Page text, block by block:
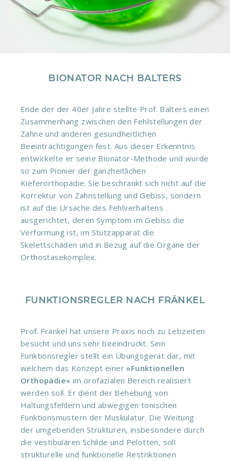
BIONATOR NACH BALTERS
Ende der der 40er Jahre stellte Prof. Balters einen
Zusammenhang zwischen den Fehlstellungen der
Zähne und anderen gesundheitlichen
Beeinträchtigungen fest. Aus dieser Erkenntnis
entwickelte er seine Bionator-Methode und wurde
so zum Pionier der ganzheitlichen
Kieferorthopädie. Sie beschränkt sich nicht auf die
Korrektur von Zahnstellung und Gebiss, sondern
ist auf die Ursache des Fehlverhaltens
ausgerichtet, deren Symptom im Gebiss die
Verformung ist, im Stützapparat die
Skelettschäden und in Bezug auf die Organe der
Orthostasekomplex.
FUNKTIONSREGLER NACH FRÄNKEL
Prof. Fränkel hat unsere Praxis noch zu Lebzeiten
besucht und uns sehr beeindruckt. Sein
Funktionsregler stellt ein Übungsgerät dar, mit
welchem das Konzept einer»Funktionellen
Orthopädie« im orofazialen Bereich realisiert
werden soll. Er dient der Behebung von
Haltungsfehlern und abwegigen tonischen
Funktionsmustern der Muskulatur. Die Weitung
der umgebenden Strukturen, insbesondere durch
die vestibulären Schilde und Pelotten, soll
strukturelle und funktionelle Restriktionen